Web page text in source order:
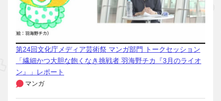
第24回文化庁メディア芸術祭 マンガ部門 トークセッション
「繊細かつ大胆な飽くなき挑戦者 羽海野チカ『3月のライオ
ン』」レポート
マンガ